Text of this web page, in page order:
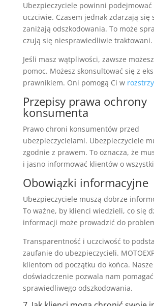
Ubezpieczyciele powinni podejmować
uczciwie. Czasem jednak zdarzają się
zaniżają odszkodowania. To może
czują się niesprawiedliwie traktowani.
Jeśli masz wątpliwości, zawsze
pomoc. Możesz skonsultować się z
prawnikiem. Oni pomogą Ci w
Przepisy prawa ochrony
konsumenta
Prawo chroni konsumentów przed
ubezpieczycielami. Ubezpieczyciele
zgodnie z prawem. To oznacza, że
i jasno informować klientów o
Obowiązki informacyjne
Ubezpieczyciele muszą dobrze
To ważne, by klienci wiedzieli, co się
informacji może prowadzić do
Transparentność i uczciwość to
zaufanie do ubezpieczycieli.
klientom od początku do końca. Nasze
doświadczenie pozwala nam
sprawiedliwego odszkodowania.